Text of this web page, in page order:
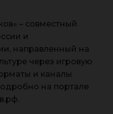
– совместный
и
направленный на
через игровую
и каналы
на портале